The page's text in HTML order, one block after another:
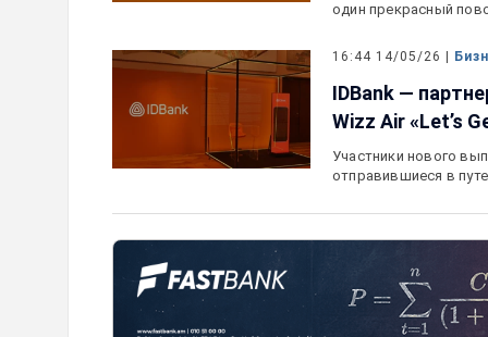
один прекрасный
16:44 14/05/26 |
IDBank —
Wizz Air «Let’s
Участники нового
отправившиеся в